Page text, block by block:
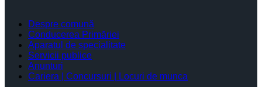
Despre comună
Conducerea Primăriei
Aparatul de specialitate
Servicii publice
Anunturi
Cariera | Concursuri | Locuri de munca